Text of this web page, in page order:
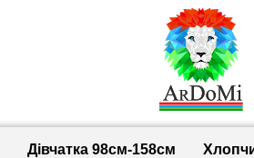
Дівчатка 98cм-158см